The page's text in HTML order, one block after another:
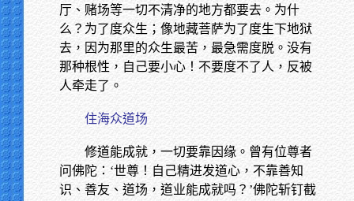
厅、赌场等一切不清净的地方都要去。为什
么？为了度众生；像地藏菩萨为了度生下地狱
去，因为那里的众生最苦，最急需度脱。没有
那种根性，自己要小心！不要度不了人，反被
人牵走了。
住海众道场
修道能成就，一切要靠因缘。曾有位尊者
问佛陀：‘世尊！自己精进发道心，不靠善知
识、善友、道场，道业能成就吗？’佛陀斩钉截